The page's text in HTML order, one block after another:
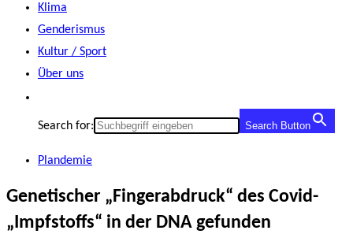
Klima
Genderismus
Kultur / Sport
Über uns
Search for: Search Button
Plandemie
Genetischer „Fingerabdruck“ des Covid-
„Impfstoffs“ in der DNA gefunden